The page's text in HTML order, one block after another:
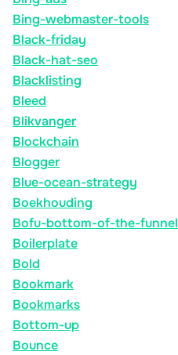
Bing-webmaster-tools
Black-friday
Black-hat-seo
Blacklisting
Bleed
Blikvanger
Blockchain
Blogger
Blue-ocean-strategy
Boekhouding
Bofu-bottom-of-the-funnel
Boilerplate
Bold
Bookmark
Bookmarks
Bottom-up
Bounce